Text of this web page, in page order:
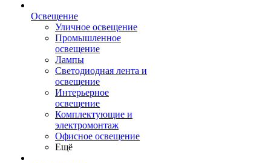
Освещение
Уличное освещение
Промышленное
освещение
Лампы
Светодиодная лента и
освещение
Интерьерное
освещение
Комплектующие и
электромонтаж
Офисное освещение
Ещё